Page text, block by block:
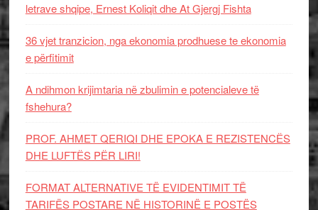
letrave shqipe, Ernest Koliqit dhe At Gjergj Fishta
36 vjet tranzicion, nga ekonomia prodhuese te ekonomia
e përfitimit
A ndihmon krijimtaria në zbulimin e potencialeve të
fshehura?
PROF. AHMET QERIQI DHE EPOKA E REZISTENCЁS
DHE LUFTЁS PЁR LIRI!
FORMAT ALTERNATIVE TË EVIDENTIMIT TË
TARIFËS POSTARE NË HISTORINË E POSTËS